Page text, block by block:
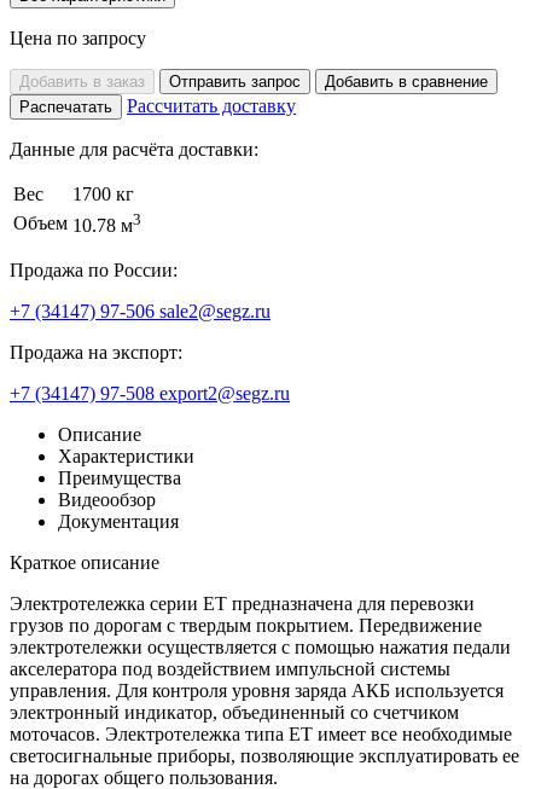
Цена по запросу
Добавить в заказ Отправить запрос
Добавить в сравнение
Распечатать
Рассчитать доставку
Данные для расчёта доставки:
Вес
1700 кг
Объем 10.78 м3
Продажа по России:
+7 (34147) 97-506 sale2@segz.ru
Продажа на экспорт:
+7 (34147) 97-508 export2@segz.ru
Описание
Характеристики
Преимущества
Видеообзор
Документация
Краткое описание
Электротележка серии ЕТ предназначена для перевозки
грузов по дорогам с твердым покрытием. Передвижение
электротележки осуществляется с помощью нажатия педали
акселератора под воздействием импульсной системы
управления. Для контроля уровня заряда АКБ используется
электронный индикатор, объединенный со счетчиком
моточасов. Электротележка типа ЕТ имеет все необходимые
светосигнальные приборы, позволяющие эксплуатировать ее
на дорогах общего пользования.